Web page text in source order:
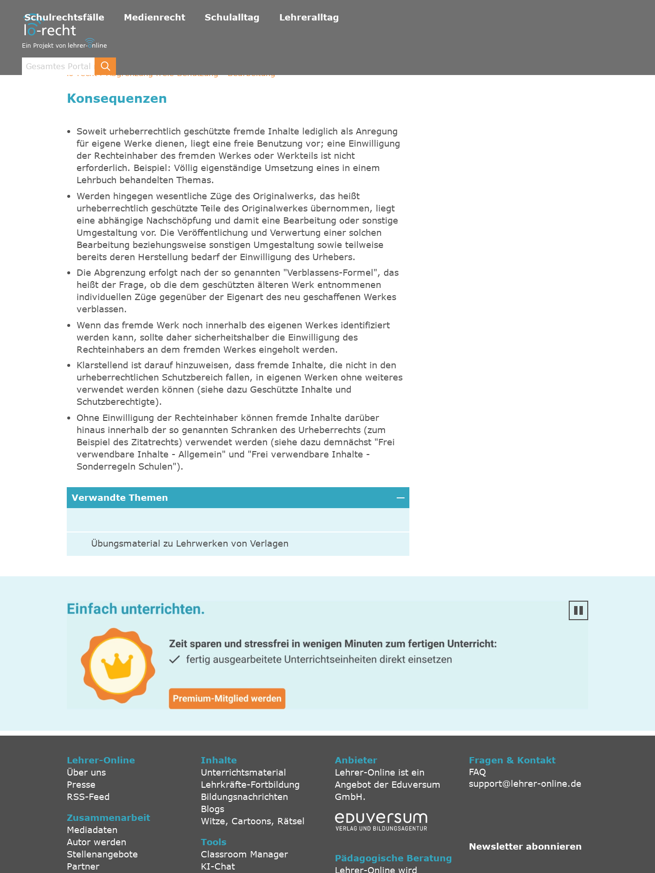
Schulrechtsfälle Medienrecht Schulalltag Lehreralltag
Ein Projekt von
lo-recht Abgrenzung freie Benutzung - Bearbeitung
Konsequenzen
Soweit urheberrechtlich geschützte fremde Inhalte lediglich als Anregung
für eigene Werke dienen, liegt eine freie Benutzung vor; eine Einwilligung
der Rechteinhaber des fremden Werkes oder Werkteils ist nicht
erforderlich. Beispiel: Völlig eigenständige Umsetzung eines in einem
Lehrbuch behandelten Themas.
Werden hingegen wesentliche Züge des Originalwerks, das heißt
urheberrechtlich geschützte Teile des Originalwerkes übernommen, liegt
eine abhängige Nachschöpfung und damit eine Bearbeitung oder sonstige
Umgestaltung vor. Die Veröffentlichung und Verwertung einer solchen
Bearbeitung beziehungsweise sonstigen Umgestaltung sowie teilweise
bereits deren Herstellung bedarf der Einwilligung des Urhebers.
Die Abgrenzung erfolgt nach der so genannten "Verblassens-Formel", das
heißt der Frage, ob die dem geschützten älteren Werk entnommenen
individuellen Züge gegenüber der Eigenart des neu geschaffenen Werkes
verblassen.
Wenn das fremde Werk noch innerhalb des eigenen Werkes identifiziert
werden kann, sollte daher sicherheitshalber die Einwilligung des
Rechteinhabers an dem fremden Werkes eingeholt werden.
Klarstellend ist darauf hinzuweisen, dass fremde Inhalte, die nicht in den
urheberrechtlichen Schutzbereich fallen, in eigenen Werken ohne weiteres
verwendet werden können (siehe dazu Geschützte Inhalte und
Schutzberechtigte).
Ohne Einwilligung der Rechteinhaber können fremde Inhalte darüber
hinaus innerhalb der so genannten Schranken des Urheberrechts (zum
Beispiel des Zitatrechts) verwendet werden (siehe dazu demnächst "Frei
verwendbare Inhalte - Allgemein" und "Frei verwendbare Inhalte -
Sonderregeln Schulen").
Verwandte Themen
Übungsmaterial zu Lehrwerken von Verlagen
Lehrer-Online
Über uns
Presse
RSS-Feed
Zusammenarbeit
Mediadaten
Autor werden
Stellenangebote
Partner
Inhalte
Unterrichtsmaterial
Lehrkräfte-Fortbildung
Bildungsnachrichten
Blogs
Witze, Cartoons, Rätsel
Tools
Classroom Manager
KI-Chat
Anbieter
Lehrer-Online ist ein
Angebot der Eduversum
GmbH.
Pädagogische Beratung
Lehrer-Online wird
Fragen & Kontakt
FAQ
support@lehrer-online.de
Newsletter abonnieren